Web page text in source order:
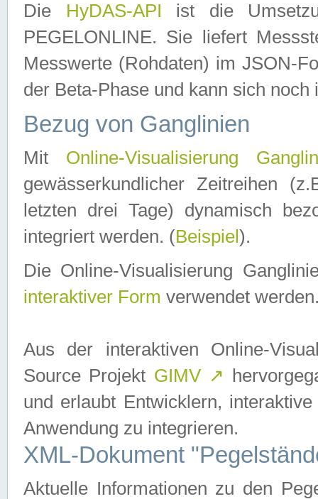
Die HyDAS-API ist die
PEGELONLINE. Sie liefert
Messwerte (Rohdaten) im JSON-
der Beta-Phase und kann sich noch
Bezug von Ganglinien
Mit Online-Visualisierung
gewässerkundlicher Zeitreihen
letzten drei Tage) dynamisch
integriert werden. (Beispiel ).
Die Online-Visualisierung
interaktiver Form verwendet
Aus der interaktiven Online-
Source Projekt GIMV ↗
und erlaubt Entwicklern,
Anwendung zu integrieren.
XML-Dokument
Aktuelle Informationen zu den